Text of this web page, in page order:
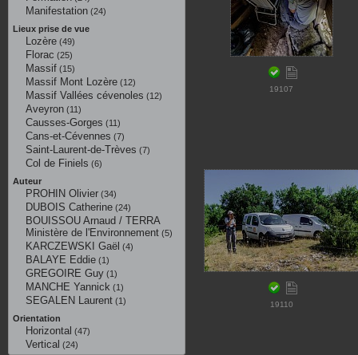
Manifestation (24)
Lieux prise de vue
Lozère (49)
Florac (25)
Massif (15)
Massif Mont Lozère (12)
Massif Vallées cévenoles (12)
Aveyron (11)
Causses-Gorges (11)
Cans-et-Cévennes (7)
Saint-Laurent-de-Trèves (7)
Col de Finiels (6)
Auteur
PROHIN Olivier (34)
DUBOIS Catherine (24)
BOUISSOU Arnaud / TERRA
Ministère de l'Environnement (5)
KARCZEWSKI Gaël (4)
BALAYE Eddie (1)
GREGOIRE Guy (1)
MANCHE Yannick (1)
SEGALEN Laurent (1)
Orientation
Horizontal (47)
Vertical (24)
19107
19110